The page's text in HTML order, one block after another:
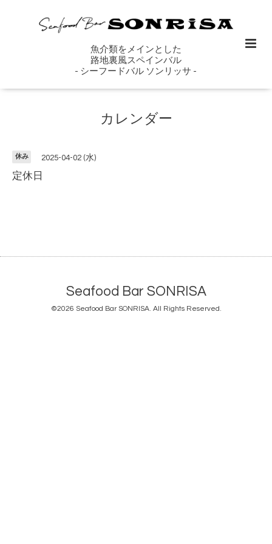
魚介類をメインとした
路地裏風スペインバル
- シーフードバル ソンリッサ -
カレンダー
休み 2025-04-02 (水)
定休日
Seafood Bar SONRISA
©2026 Seafood Bar SONRISA. All Rights Reserved.